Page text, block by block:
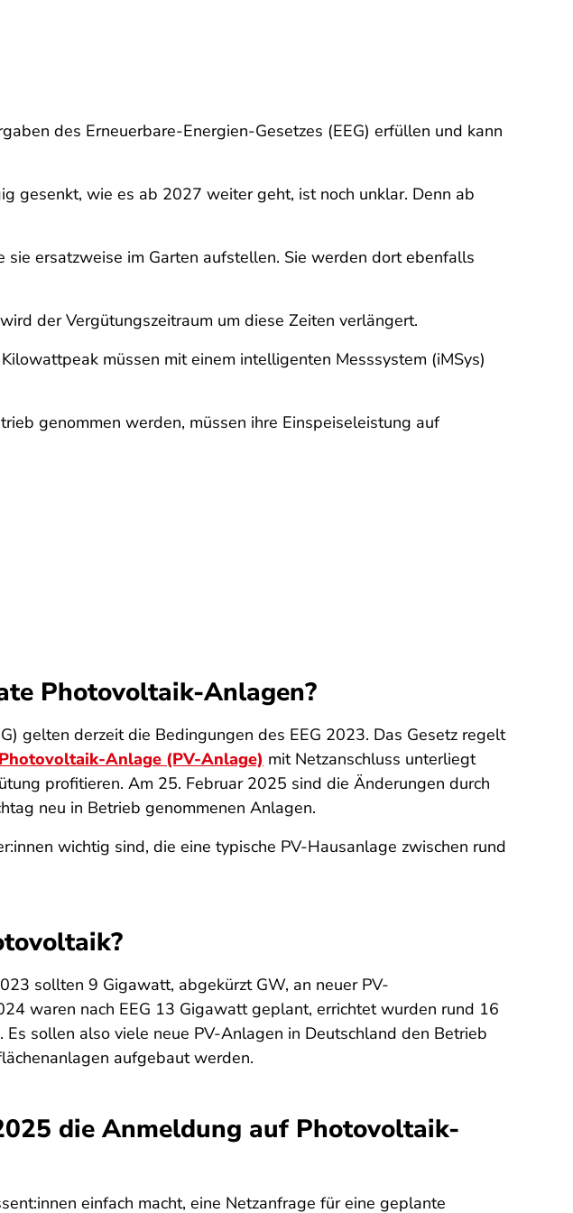
des Erneuerbare-Energien-Gesetzes (EEG) erfüllen und kann
gesenkt, wie es ab 2027 weiter geht, ist noch unklar. Denn ab
ersatzweise im Garten aufstellen. Sie werden dort ebenfalls
der Vergütungszeitraum um diese Zeiten verlängert.
müssen mit einem intelligenten Messsystem (iMSys)
genommen werden, müssen ihre Einspeiseleistung auf
Photovoltaik-Anlagen?
gelten derzeit die Bedingungen des EEG 2023. Das Gesetz regelt
Photovoltaik-Anlage (PV-Anlage) mit Netzanschluss unterliegt
profitieren. Am 25. Februar 2025 sind die Änderungen durch
neu in Betrieb genommenen Anlagen.
wichtig sind, die eine typische PV-Hausanlage zwischen rund
sollten 9 Gigawatt, abgekürzt GW, an neuer PV-
waren nach EEG 13 Gigawatt geplant, errichtet wurden rund 16
sollen also viele neue PV-Anlagen in Deutschland den Betrieb
aufgebaut werden.
die Anmeldung auf Photovoltaik-
einfach macht, eine Netzanfrage für eine geplante